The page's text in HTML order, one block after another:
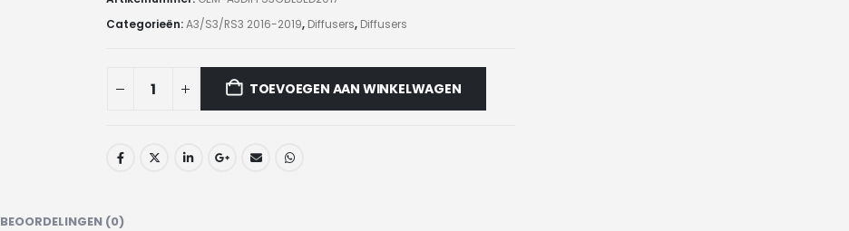
Categorieën:A3/S3/RS3 2016-2019, Diffusers, Diffusers
TOEVOEGEN AAN WINKELWAGEN
BEOORDELINGEN (0)